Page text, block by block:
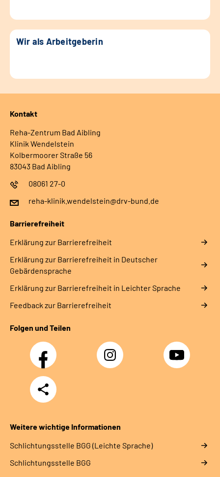
Wir als Arbeitgeberin
Kontakt
Reha-Zentrum Bad Aibling
Klinik Wendelstein
Kolbermoorer Straße 56
83043 Bad Aibling
08061 27-0
reha-klinik.wendelstein@drv-bund.de
Barrierefreiheit
Erklärung zur Barrierefreiheit
Erklärung zur Barrierefreiheit in Deutscher
Gebärdensprache
Erklärung zur Barrierefreiheit in Leichter Sprache
Feedback zur Barrierefreiheit
Folgen und Teilen
Facebook Instagram YouTube
Teilen
Weitere wichtige Informationen
Schlich­tungs­stel­le BGG (Leichte Sprache)
Schlich­tungs­stel­le BGG